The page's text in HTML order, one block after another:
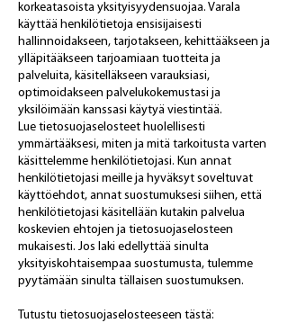
korkeatasoista yksityisyydensuojaa. Varala
käyttää henkilötietoja ensisijaisesti
hallinnoidakseen, tarjotakseen, kehittääkseen ja
ylläpitääkseen tarjoamiaan tuotteita ja
palveluita, käsitelläkseen varauksiasi,
optimoidakseen palvelukokemustasi ja
yksilöimään kanssasi käytyä viestintää.
Lue tietosuojaselosteet huolellisesti
ymmärtääksesi, miten ja mitä tarkoitusta varten
käsittelemme henkilötietojasi. Kun annat
henkilötietojasi meille ja hyväksyt soveltuvat
käyttöehdot, annat suostumuksesi siihen, että
henkilötietojasi käsitellään kutakin palvelua
koskevien ehtojen ja tietosuojaselosteen
mukaisesti. Jos laki edellyttää sinulta
yksityiskohtaisempaa suostumusta, tulemme
pyytämään sinulta tällaisen suostumuksen.
Tutustu tietosuojaselosteeseen tästä: